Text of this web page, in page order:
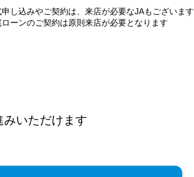
し込みやご契約は、来店が必要なJAもございます
ーンのご契約は原則来店が必要となります
いただけます